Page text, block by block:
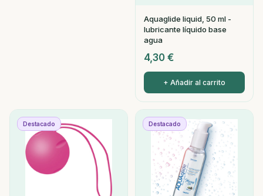
Aquaglide liquid, 50 ml -
lubricante líquido base
agua
4,30 €
+ Añadir al carrito
Destacado Destacado